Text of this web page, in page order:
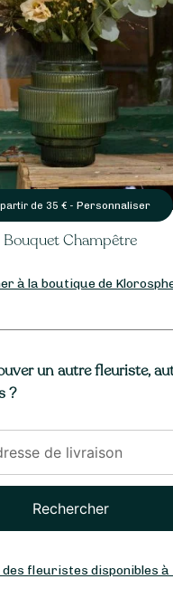
de 35 € - Personnaliser
Bouquet Champêtre
à la boutique de
un autre fleuriste,
?
Rechercher
fleuristes disponibles à